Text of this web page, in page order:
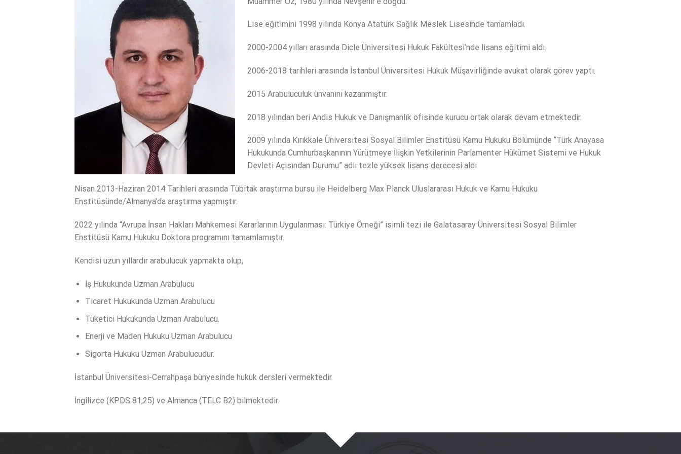
Lise eğitimini 1998 yılında Konya Atatürk Sağlık Meslek Lisesinde tamamladı.
2000-2004 yılları arasında Dicle Üniversitesi Hukuk Fakültesi’nde lisans eğitimi aldı.
2006-2018 tarihleri arasında İstanbul Üniversitesi Hukuk Müşavirliğinde avukat olarak görev yaptı.
2015 Arabuluculuk ünvanını kazanmıştır.
2018 yılından beri Andis Hukuk ve Danışmanlık ofisinde kurucu ortak olarak devam etmektedir.
2009 yılında Kırıkkale Üniversitesi Sosyal Bilimler Enstitüsü Kamu Hukuku Bölümünde “Türk Anayasa
Hukukunda Cumhurbaşkanının Yürütmeye İlişkin Yetkilerinin Parlamenter Hükümet Sistemi ve Hukuk
Devleti Açısından Durumu” adlı tezle yüksek lisans derecesi aldı.
Nisan 2013-Haziran 2014 Tarihleri arasında Tübitak araştırma bursu ile Heidelberg Max Planck Uluslararası Hukuk ve Kamu Hukuku
Enstitüsünde/Almanya’da araştırma yapmıştır.
2022 yılında “Avrupa İnsan Hakları Mahkemesi Kararlarının Uygulanması: Türkiye Örneği” isimli tezi ile Galatasaray Üniversitesi Sosyal Bilimler
Enstitüsü Kamu Hukuku Doktora programını tamamlamıştır.
Kendisi uzun yıllardır arabulucuk yapmakta olup,
İş Hukukunda Uzman Arabulucu
Ticaret Hukukunda Uzman Arabulucu
Tüketici Hukukunda Uzman Arabulucu.
Enerji ve Maden Hukuku Uzman Arabulucu
Sigorta Hukuku Uzman Arabulucudur.
İstanbul Üniversitesi-Cerrahpaşa bünyesinde hukuk dersleri vermektedir.
İngilizce (KPDS 81,25) ve Almanca (TELC B2) bilmektedir.